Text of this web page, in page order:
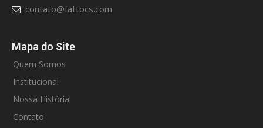
contato@fattocs.com
Mapa do Site
Quem Somos
Institucional
Nossa História
Contato